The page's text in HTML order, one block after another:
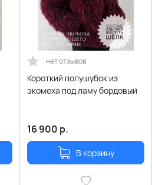
нет отзывов
Короткий полушубок из
экомеха под ламу бордовый
16 900 р.
В корзину